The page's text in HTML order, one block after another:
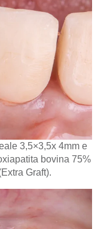
3,5×3,5x 4mm e
bovina 75%
Graft).